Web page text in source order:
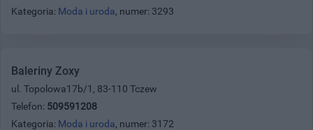
Kategoria: Moda i uroda, numer: 3293
Baleriny Zoxy
ul. Topolowa17b/1, 83-110 Tczew
Telefon: 509591208
Kategoria: Moda i uroda, numer: 3172